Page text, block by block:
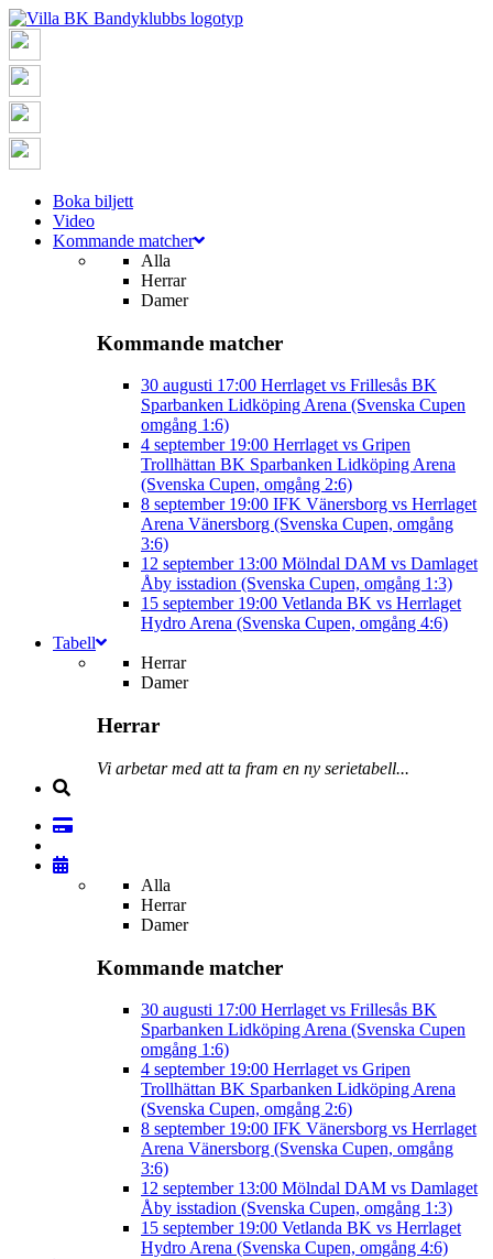
Boka biljett
Video
Kommande matcher
Alla
Herrar
Damer
Kommande matcher
30 augusti 17:00 Herrlaget vs Frillesås BK
Sparbanken Lidköping Arena (Svenska Cupen
omgång 1:6)
4 september 19:00 Herrlaget vs Gripen
Trollhättan BK Sparbanken Lidköping Arena
(Svenska Cupen, omgång 2:6)
8 september 19:00 IFK Vänersborg vs Herrlaget
Arena Vänersborg (Svenska Cupen, omgång
3:6)
12 september 13:00 Mölndal DAM vs Damlaget
Åby isstadion (Svenska Cupen, omgång 1:3)
15 september 19:00 Vetlanda BK vs Herrlaget
Hydro Arena (Svenska Cupen, omgång 4:6)
Tabell
Herrar
Damer
Herrar
Vi arbetar med att ta fram en ny serietabell...
Alla
Herrar
Damer
Kommande matcher
30 augusti 17:00 Herrlaget vs Frillesås BK
Sparbanken Lidköping Arena (Svenska Cupen
omgång 1:6)
4 september 19:00 Herrlaget vs Gripen
Trollhättan BK Sparbanken Lidköping Arena
(Svenska Cupen, omgång 2:6)
8 september 19:00 IFK Vänersborg vs Herrlaget
Arena Vänersborg (Svenska Cupen, omgång
3:6)
12 september 13:00 Mölndal DAM vs Damlaget
Åby isstadion (Svenska Cupen, omgång 1:3)
15 september 19:00 Vetlanda BK vs Herrlaget
Hydro Arena (Svenska Cupen, omgång 4:6)